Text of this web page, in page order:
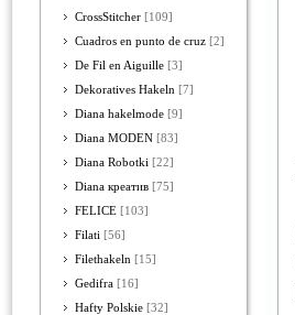
CrossStitcher [109]
Cuadros en punto de cruz [2]
De Fil en Aiguille [3]
Dekoratives Hakeln [7]
Diana hakelmode [9]
Diana MODEN [83]
Diana Robotki [22]
Diana креатив [75]
FELICE [103]
Filati [56]
Filethakeln [15]
Gedifra [16]
Hafty Polskie [32]